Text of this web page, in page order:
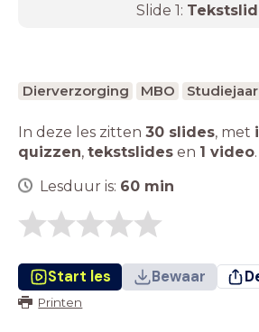
Slide 1:
Dierverzorging MBO Studiejaar
In deze les zitten 30 slides, met
quizzen, tekstslides en 1 video.
Lesduur is: 60 min
Start les Bewaar
Printen